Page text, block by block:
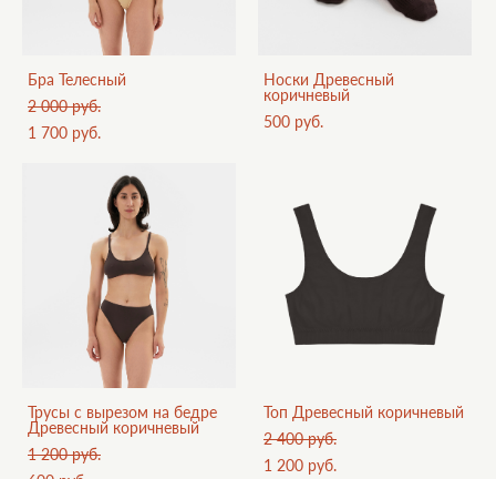
Бра Телесный
2 000 pуб.
1 700 pуб.
Носки Древесный
коричневый
500 pуб.
Трусы с вырезом на бедре
Древесный коричневый
1 200 pуб.
Топ Древесный коричневый
2 400 pуб.
1 200 pуб.